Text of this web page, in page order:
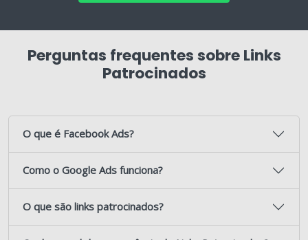
Perguntas frequentes sobre Links
Patrocinados
O que é Facebook Ads?
Como o Google Ads funciona?
O que são links patrocinados?